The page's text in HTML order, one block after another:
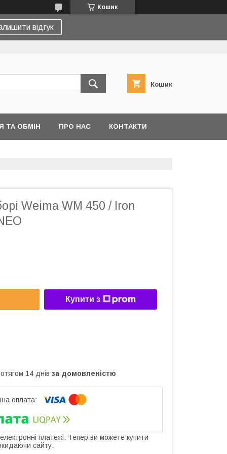
Кошик
відгук
Кошик
ТА ОБМІН ПРО НАС КОНТАКТИ
Weima WM 450 / Iron
Купити з
14 днів за домовленістю
платежі. Тепер ви можете купити
сайту.